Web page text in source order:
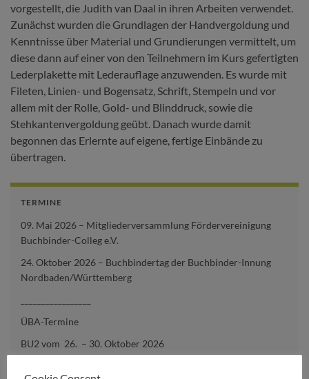
vorgestellt, die Judith van Daal in ihren Arbeiten verwendet.
Zunächst wurden die Grundlagen der Handvergoldung und
Kenntnisse über Material und Grundierungen vermittelt, um
diese dann auf einer von den Teilnehmern im Kurs gefertigten
Lederplakette mit Lederauflage anzuwenden. Es wurde mit
Fileten, Linien- und Bogensatz, Schrift, Stempeln und vor
allem mit der Rolle, Gold- und Blinddruck, sowie die
Stehkantenvergoldung geübt. Danach wurde damit
begonnen das Erlernte auf eigene, fertige Einbände zu
übertragen.
TERMINE
09. Mai 2026 – Mitgliederversammlung Fördervereinigung
Buchbinder-Colleg e.V.
24. Oktober 2026 – Buchbindertag der Buchbinder-Innung
Nordbaden/Württemberg
ÜBA-Termine
BU2 vom 26. – 30. Oktober 2026